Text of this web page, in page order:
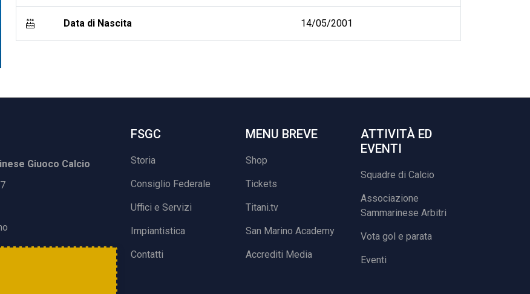
Data di Nascita 14/05/2001
Giuoco Calcio
FSGC
Storia
Consiglio Federale
Uffici e Servizi
Impiantistica
Contatti
MENU BREVE
Shop
Tickets
Titani.tv
San Marino Academy
Accrediti Media
ATTIVITÀ ED
EVENTI
Squadre di Calcio
Associazione
Sammarinese Arbitri
Vota gol e parata
Eventi